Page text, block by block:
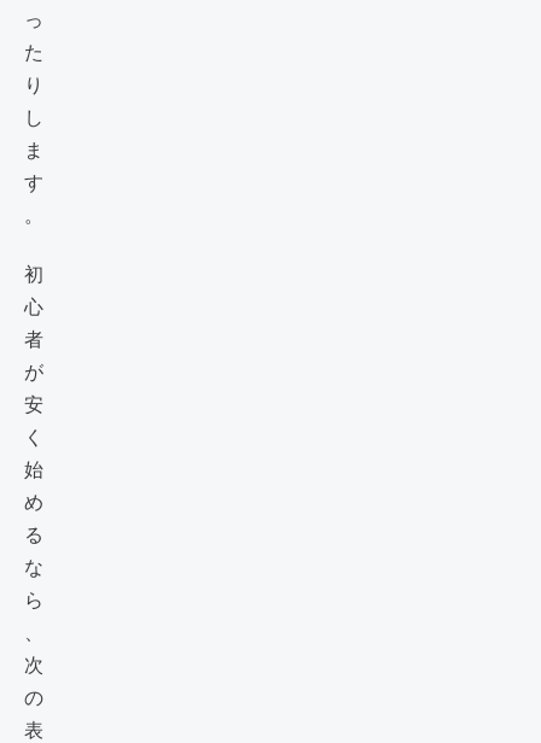
っ
た
り
し
ま
す
。
初
心
者
が
安
く
始
め
る
な
ら
、
次
の
表